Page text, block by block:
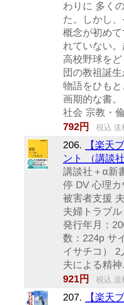
わりに 多く
た。しかし
概念が初め
れていない
高校野球を
団の教祖誕
物語をひも
画期的な書
社会 宗教・
792円
税込 送
206.
【楽天
ント （講談
講談社＋α新
停 DV 心理
被害者支援
夫婦トラブ
発行年月：
数：224p サ
イサチコ）
夫による精神
921円
税込 送
207.
【楽天